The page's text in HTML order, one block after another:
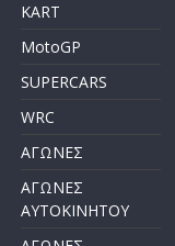
KART
MotoGP
SUPERCARS
WRC
ΑΓΩΝΕΣ
ΑΓΩΝΕΣ
AYTOKINHTOY